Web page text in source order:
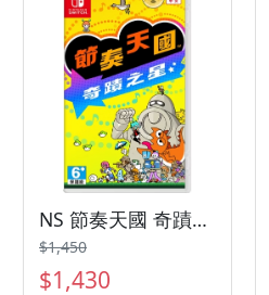
NS 節奏天國 奇蹟之星 中文版
$1,450
$1,430